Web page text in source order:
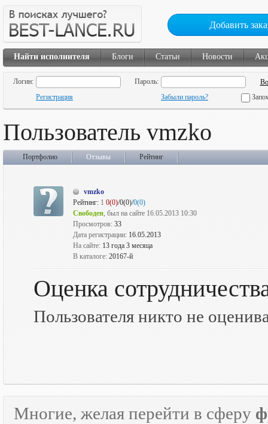
Добавить
Найти исполнителя Блоги Статьи Новости
Логин:
Пароль:
Регистрация
Забыли пароль?
Пользователь vmzko
Портфолио Отзывы Рейтинг
vmzko
Рейтинг: 1 0(0)/0(0)/0(0)
Свободен, был на сайте 16.05.2013 10:30
Просмотров: 33
Дата регистрации: 16.05.2013
На сайте: 13 года 3 месяца
В каталоге: 20167-й
Оценка
Пользователя никто не
Многие, желая перейти в сферу